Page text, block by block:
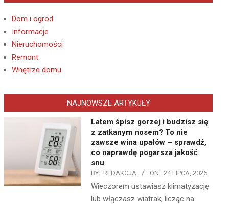
Dom i ogród
Informacje
Nieruchomości
Remont
Wnętrze domu
NAJNOWSZE ARTYKUŁY
Latem śpisz gorzej i budzisz się
z zatkanym nosem? To nie
zawsze wina upałów – sprawdź,
co naprawdę pogarsza jakość
snu
BY: REDAKCJA ON: 24 LIPCA, 2026
Wieczorem ustawiasz klimatyzację
lub włączasz wiatrak, licząc na